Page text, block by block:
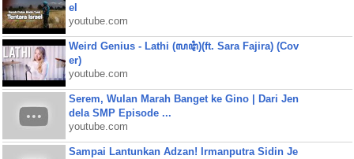
el
youtube.com
Weird Genius - Lathi (ꦭꦛꦶ)(ft. Sara Fajira) (Cov
er)
youtube.com
Serem, Wulan Marah Banget ke Gino | Dari Jen
dela SMP Episode ...
youtube.com
Sampai Lantunkan Adzan! Irmanputra Sidin Je